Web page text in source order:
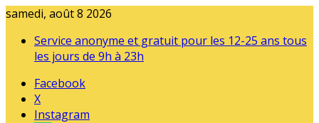
samedi, août 8 2026
Service anonyme et gratuit pour les 12-25 ans tous
les jours de 9h à 23h
Facebook
X
Instagram